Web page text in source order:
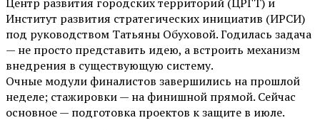
Институт развития стратегических инициатив (ИРСИ)
под руководством Татьяны Обуховой. Годилась задача
— не просто представить идею, а встроить механизм
внедрения в существующую систему.
Очные модули финалистов завершились на прошлой
неделе; стажировки — на финишной прямой. Сейчас
основное — подготовка проектов к защите в июле.